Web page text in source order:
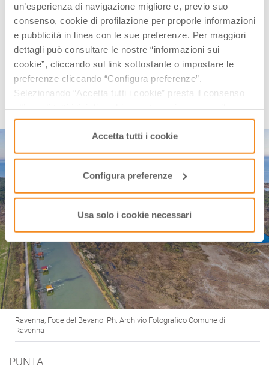
un’esperienza di navigazione migliore e, previo suo
consenso, cookie di profilazione per proporle informazioni
e pubblicità in linea con le sue preferenze. Per maggiori
dettagli può consultare le nostre “informazioni sui
cookie”, cliccando sul link sottostante o impostare le
preferenze cliccando “Configura preferenze”.
Selezionando “Accetta tutti i cookie” presta il consenso
consenso cliccando su “Usa solo i cookie necessari” e
saranno attivati i soli cookie tecnici necessari al corretto
funzionamento del sito.
Accetta tutti i cookie
Configura preferenze
Usa solo i cookie necessari
sedimentarie locali chiamate marne.
Benché il dislivello positivo raggiunga i 600 metri,
l’itinerario non presenta grosse difficoltà.
DA PUNTA MARINA TERME A
Ravenna, Foce del Bevano |Ph. Archivio Fotografico Comune di
Ravenna
PUNTA